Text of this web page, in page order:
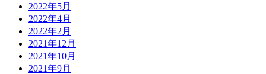
2022年5月
2022年4月
2022年2月
2021年12月
2021年10月
2021年9月